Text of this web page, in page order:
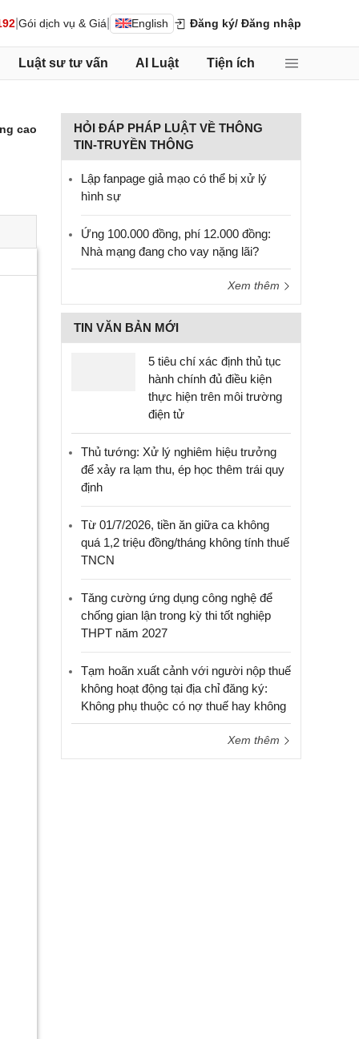
Gói dịch vụ & Giá English Đăng ký/ Đăng nhập
Luật sư tư vấn AI Luật Tiện ích
cao
HỎI ĐÁP PHÁP LUẬT VỀ THÔNG
TIN-TRUYỀN THÔNG
Lập fanpage giả mạo có thể bị xử lý
hình sự
Ứng 100.000 đồng, phí 12.000 đồng:
Nhà mạng đang cho vay nặng lãi?
Xem thêm
TIN VĂN BẢN MỚI
5 tiêu chí xác định thủ tục
hành chính đủ điều kiện
thực hiện trên môi trường
điện tử
Thủ tướng: Xử lý nghiêm hiệu trưởng
để xảy ra lạm thu, ép học thêm trái quy
định
Từ 01/7/2026, tiền ăn giữa ca không
quá 1,2 triệu đồng/tháng không tính thuế
TNCN
Tăng cường ứng dụng công nghệ để
chống gian lận trong kỳ thi tốt nghiệp
THPT năm 2027
Tạm hoãn xuất cảnh với người nộp thuế
không hoạt động tại địa chỉ đăng ký:
Không phụ thuộc có nợ thuế hay không
Xem thêm